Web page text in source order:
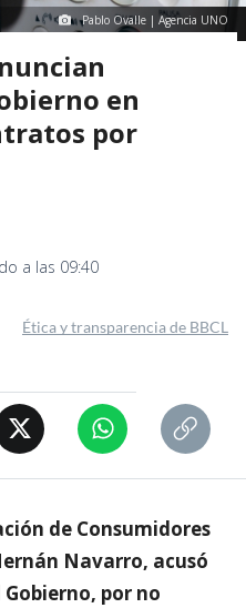
Pablo Ovalle | Agencia UNO
en
por
a las 09:40
Ética y transparencia de BBCL
de Consumidores
Navarro, acusó
por no